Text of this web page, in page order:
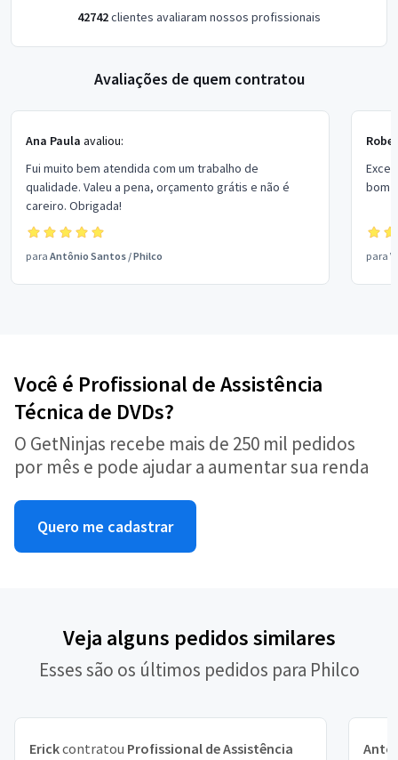
42742clientes avaliaram nossos profissionais
Avaliações de quem contratou
Ana Paula avaliou:
Fui muito bem atendida com um trabalho de
qualidade. Valeu a pena, orçamento grátis e não é
careiro. Obrigada!
para Antônio Santos /Philco
bom
para
Você é Profissional de Assistência
Técnica de DVDs?
O GetNinjas recebe mais de 250 mil pedidos
por mês e pode ajudar a aumentar sua renda
Quero me cadastrar
Veja alguns pedidos similares
Esses são os últimos pedidos para Philco
Erickcontratou Profissional de Assistência